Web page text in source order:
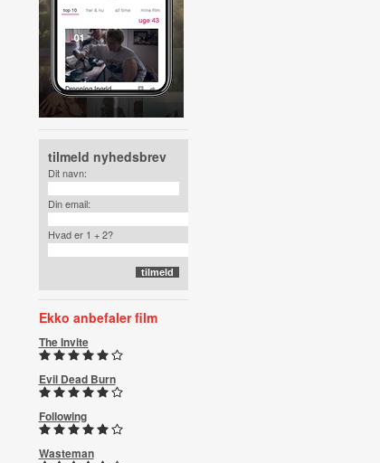
tilmeld nyhedsbrev
Dit navn:
Din email:
Hvad er 1 + 2?
Ekko anbefaler film
The Invite
Evil Dead Burn
Following
Wasteman